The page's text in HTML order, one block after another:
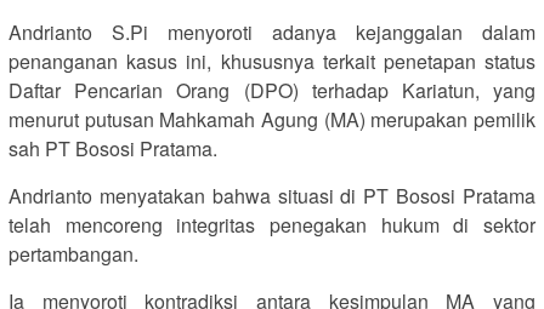
Andrianto S.Pi menyoroti adanya kejanggalan dalam
penanganan kasus ini, khususnya terkait penetapan status
Daftar Pencarian Orang (DPO) terhadap Kariatun, yang
menurut putusan Mahkamah Agung (MA) merupakan pemilik
sah PT Bososi Pratama.
Andrianto menyatakan bahwa situasi di PT Bososi Pratama
telah mencoreng integritas penegakan hukum di sektor
pertambangan.
Ia menyoroti kontradiksi antara kesimpulan MA yang